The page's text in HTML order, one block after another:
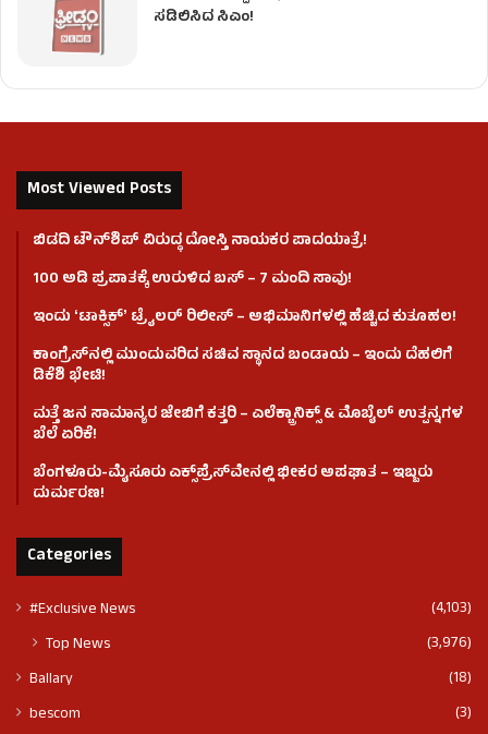
ಸಡಿಲಿಸಿದ ಸಿಎಂ!
Most Viewed Posts
ಬಿಡದಿ ಟೌನ್‌ಶಿಪ್‌ ವಿರುದ್ಧ ದೋಸ್ತಿ ನಾಯಕರ ಪಾದಯಾತ್ರೆ!
100 ಅಡಿ ಪ್ರಪಾತಕ್ಕೆ ಉರುಳಿದ ಬಸ್‌ – 7 ಮಂದಿ ಸಾವು!
ಇಂದು ʻಟಾಕ್ಸಿಕ್ʼ ಟ್ರೈಲರ್ ರಿಲೀಸ್‌ – ಅಭಿಮಾನಿಗಳಲ್ಲಿ ಹೆಚ್ಚಿದ ಕುತೂಹಲ!
ಕಾಂಗ್ರೆಸ್​ನಲ್ಲಿ ಮುಂದುವರಿದ ಸಚಿವ ಸ್ಥಾನದ ಬಂಡಾಯ – ಇಂದು ದೆಹಲಿಗೆ
ಡಿಕೆಶಿ ಭೇಟಿ!
ಮತ್ತೆ ಜನ ಸಾಮಾನ್ಯರ ಜೇಬಿಗೆ ಕತ್ತರಿ – ಎಲೆಕ್ಟ್ರಾನಿಕ್ಸ್ & ಮೊಬೈಲ್ ಉತ್ಪನ್ನಗಳ
ಬೆಲೆ ಏರಿಕೆ!
ಬೆಂಗಳೂರು-ಮೈಸೂರು ಎಕ್ಸ್‌ಪ್ರೆಸ್‌ವೇನಲ್ಲಿ ಭೀಕರ ಅಪಘಾತ – ಇಬ್ಬರು
ದುರ್ಮರಣ!
Categories
#Exclusive News (4,103)
Top News (3,976)
Ballary
(18)
bescom
(3)